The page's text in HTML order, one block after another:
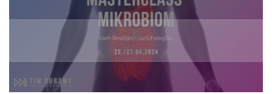
0
Seconds